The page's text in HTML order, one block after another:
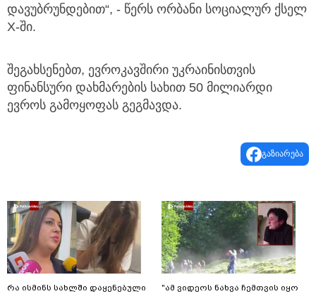
დავუბრუნდებით“, - წერს ორბანი სოციალურ ქსელ
X-ში.
შეგახსენებთ, ევროკავშირი უკრაინისთვის
ფინანსური დახმარების სახით 50 მილიარდი
ევროს გამოყოფას გეგმავდა.
გაზიარება
რა ისმინს სახლში დაყენებული
"ამ ვიდეოს ნახვა ჩემთვის იყო